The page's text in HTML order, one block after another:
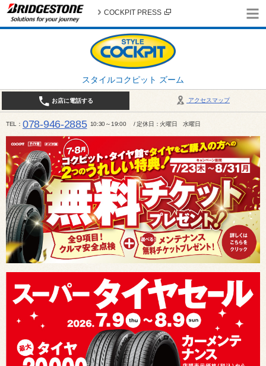
スタイルコクピット ズーム
COCKPIT PRESS
アクセスマップ
お店に電話する
TEL 078-946-2885 10:30～19:00 / 定休日：火曜日 水曜日